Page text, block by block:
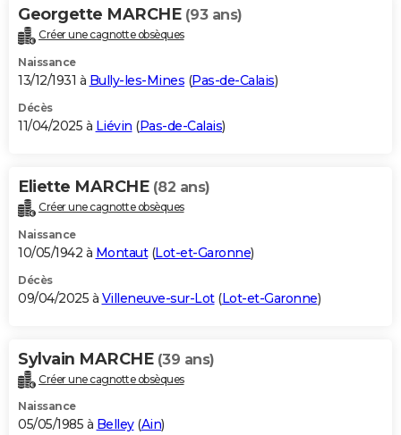
Georgette MARCHE (93 ans)
Créer une cagnotte obsèques
Naissance
13/12/1931 à Bully-les-Mines (Pas-de-Calais)
Décès
11/04/2025 à Liévin (Pas-de-Calais)
Eliette MARCHE (82 ans)
Créer une cagnotte obsèques
Naissance
10/05/1942 à Montaut(Lot-et-Garonne)
Décès
09/04/2025 à Villeneuve-sur-Lot(Lot-et-Garonne)
Sylvain MARCHE (39 ans)
Créer une cagnotte obsèques
Naissance
05/05/1985 à Belley(Ain)